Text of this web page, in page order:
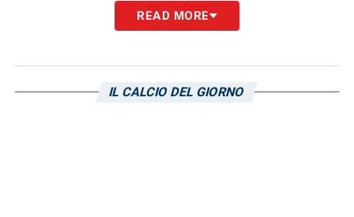
spera di recuperarlo in vista
della sfida contro laJuventus. Come riporta
monitorerà la sua situazione nei prossimi
READ MORE
IL CALCIO DEL GIORNO